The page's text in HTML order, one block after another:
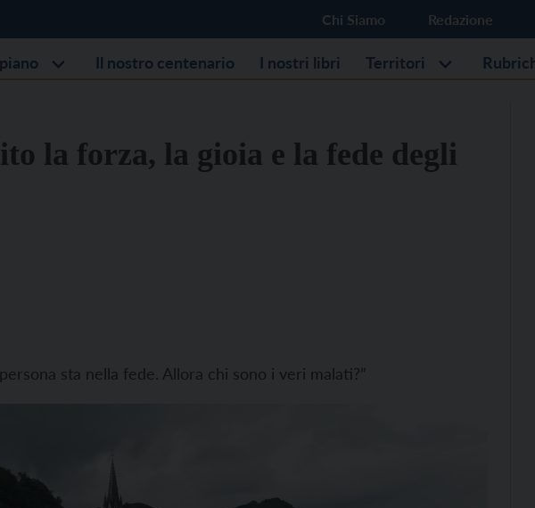
Chi Siamo Redazione
Il nostro centenario I nostri libri Territori
la forza, la gioia e la fede degli
sta nella fede. Allora chi sono i veri malati?”